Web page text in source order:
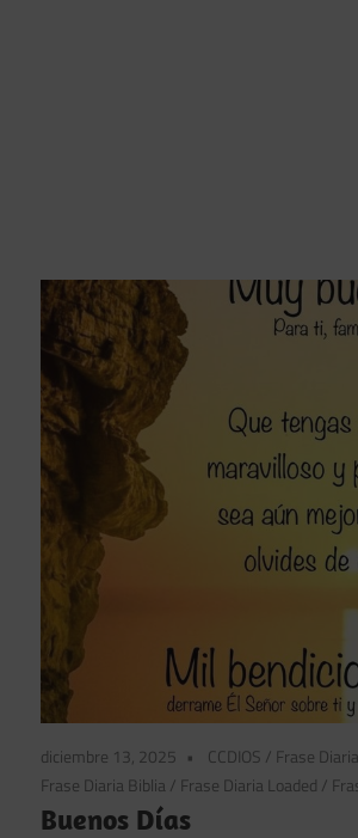
diciembre 13, 2025 CCDIOS / Frase
Frase Diaria Biblia / Frase Diaria Loaded /
Buenos Días